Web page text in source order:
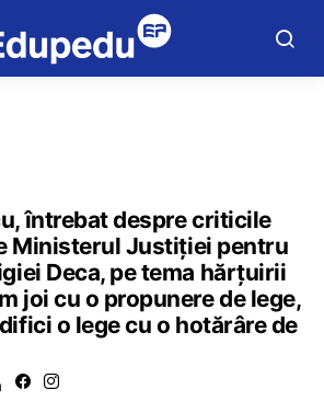
întrebat despre criticile
Ministerul Justiției pentru
Deca, pe tema hărțuirii
joi cu o propunere de lege,
o lege cu o hotărâre de